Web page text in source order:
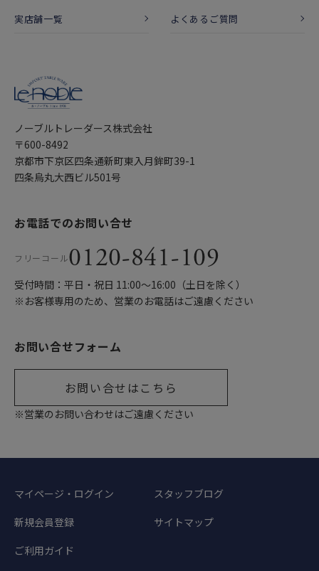
実店舗一覧 よくあるご質問
ノーブルトレーダース株式会社
〒600-8492
京都市下京区四条通新町東入月鉾町39-1
四条烏丸大西ビル501号
お電話でのお問い合せ
フリーコール0120-841-109
受付時間：平日・祝日 11:00〜16:00（土日を除く）
※お客様専用のため、営業のお電話はご遠慮ください
お問い合せフォーム
お問い合せはこちら
※営業のお問い合わせはご遠慮ください
マイページ・ログイン
新規会員登録
ご利用ガイド
スタッフブログ
サイトマップ